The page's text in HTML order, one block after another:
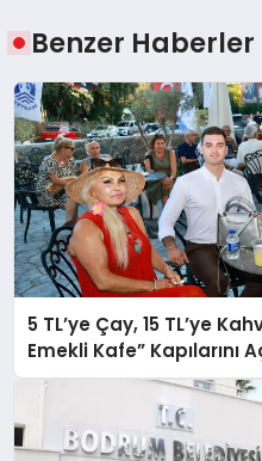
Benzer Haberler
5 TL’ye Çay, 15 TL’ye
Emekli Kafe” Kapılarını